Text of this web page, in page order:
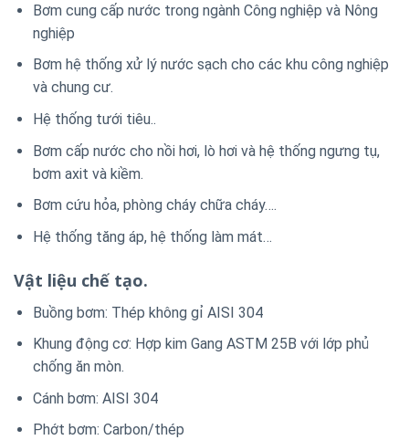
Bơm cung cấp nước trong ngành Công nghiệp và Nông
nghiệp
Bơm hệ thống xử lý nước sạch cho các khu công nghiệp
và chung cư.
Hệ thống tưới tiêu..
Bơm cấp nước cho nồi hơi, lò hơi và hệ thống ngưng tụ,
bơm axit và kiềm.
Bơm cứu hỏa, phòng cháy chữa cháy….
Hệ thống tăng áp, hệ thống làm mát…
Vật liệu chế tạo.
Buồng bơm: Thép không gỉ AISI 304
Khung động cơ: Hợp kim Gang ASTM 25B với lớp phủ
chống ăn mòn.
Cánh bơm: AISI 304
Phớt bơm: Carbon/thép